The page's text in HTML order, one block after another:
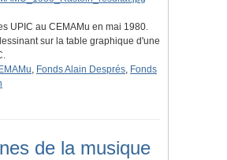
UPIC au CEMAMu en mai 1980.
sur la table graphique d'une
, Fonds Alain Després, Fonds
de la musique